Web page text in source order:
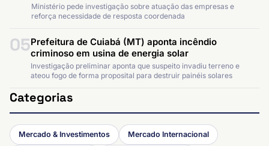
Ministério pede investigação sobre atuação das empresas e
reforça necessidade de resposta coordenada
05Prefeitura de Cuiabá (MT) aponta incêndio
criminoso em usina de energia solar
Investigação preliminar aponta que suspeito invadiu terreno e
ateou fogo de forma proposital para destruir painéis solares
Categorias
Mercado & Investimentos Mercado Internacional